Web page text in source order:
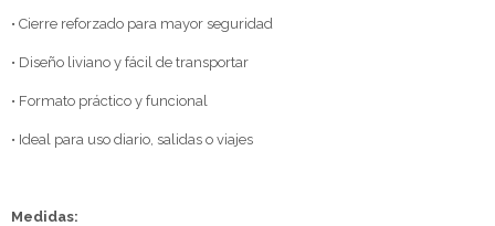
• Cierre reforzado para mayor seguridad
• Diseño liviano y fácil de transportar
• Formato práctico y funcional
• Ideal para uso diario, salidas o viajes
Medidas: